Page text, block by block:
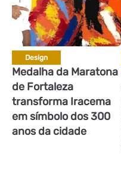
Design
Medalha da Maratona
de Fortaleza
transforma Iracema
em símbolo dos 300
anos da cidade